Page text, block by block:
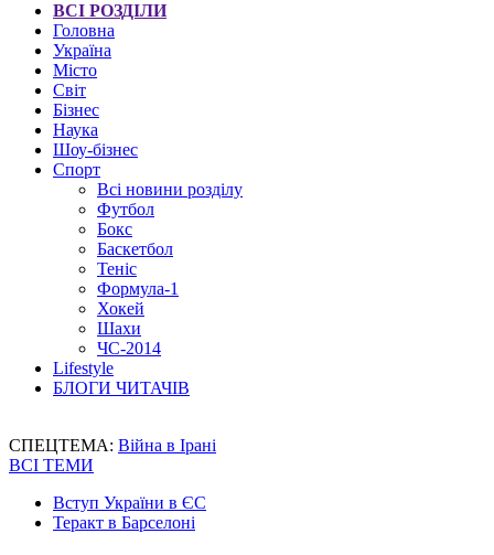
ВСІ РОЗДІЛИ
Головна
Україна
Місто
Світ
Бізнес
Наука
Шоу-бізнес
Спорт
Всі новини розділу
Футбол
Бокс
Баскетбол
Теніс
Формула-1
Хокей
Шахи
ЧС-2014
Lifestyle
БЛОГИ ЧИТАЧІВ
СПЕЦТЕМА: Війна в Ірані
ВСІ ТЕМИ
Вступ України в ЄС
Теракт в Барселоні